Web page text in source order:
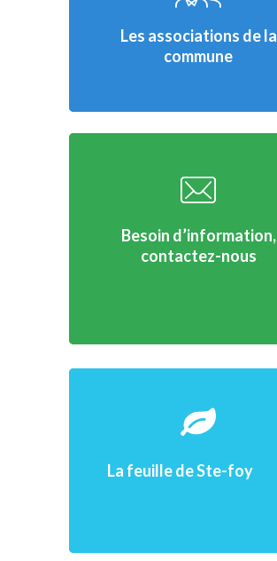
Les associations de la
commune
Besoin d’information,
contactez-nous
La feuillede Ste-foy